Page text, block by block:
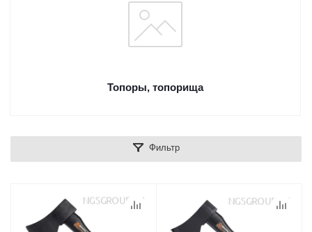
Топоры, топорища
Фильтр